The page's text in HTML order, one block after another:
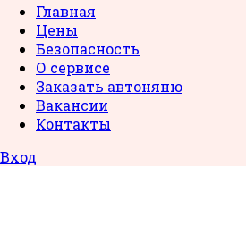
Главная
Цены
Безопасность
О сервисе
Заказать автоняню
Вакансии
Контакты
Вход